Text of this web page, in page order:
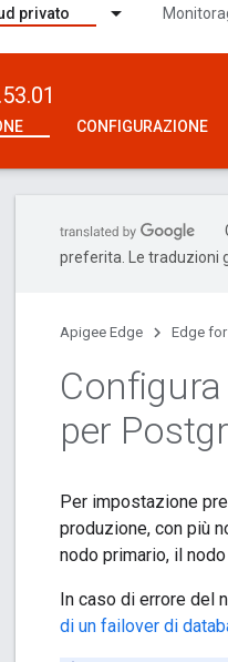
privato
CONFIGURAZIONE
preferita. Le traduzioni
Apigee Edge Edge for
per
Per impostazione
produzione, con più
nodo primario, il
In caso di errore del
di un failover di